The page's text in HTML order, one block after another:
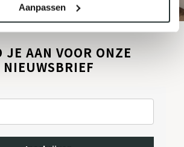
Aanpassen
JE AAN VOOR ONZE
NIEUWSBRIEF